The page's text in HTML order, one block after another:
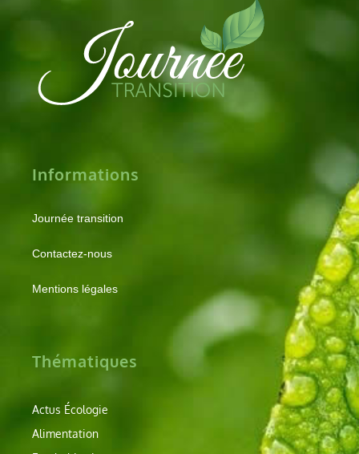
Informations
Journée transition
Contactez-nous
Mentions légales
Thématiques
Actus Écologie
Alimentation